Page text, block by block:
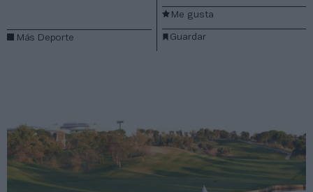
Más Deporte Guardar
Me gusta